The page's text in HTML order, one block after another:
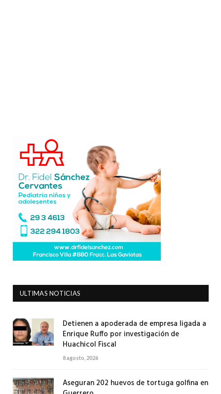
ULTIMAS NOTICIAS
Detienen a apoderada de empresa ligada a
Enrique Ruffo por investigación de
Huachicol Fiscal
8 agosto, 2026
Aseguran 202 huevos de tortuga golfina en